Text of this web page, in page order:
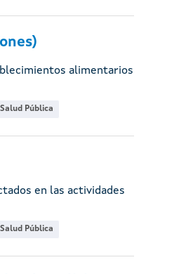
alimentarios
Salud Pública
en las actividades
Salud Pública